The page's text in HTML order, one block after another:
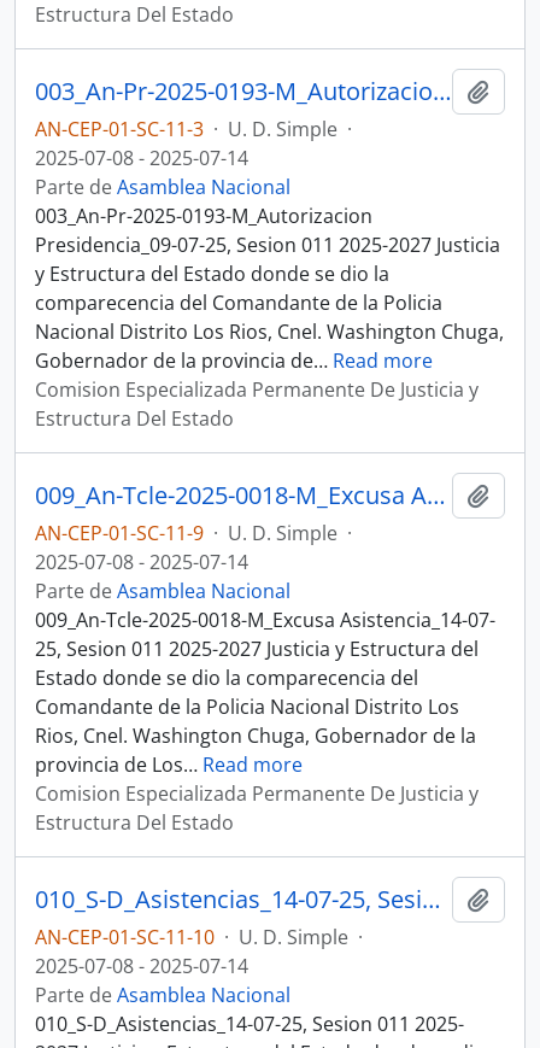
Estructura Del Estado
003_An-Pr-2025-0193-M_Autorizacion Presidencia_09-07-25, Sesion 011 Justicia y Estructura del Estado
AN-CEP-01-SC-11-3 · U. D. Simple ·
2025-07-08 - 2025-07-14
Parte deAsamblea Nacional
003_An-Pr-2025-0193-M_Autorizacion
Presidencia_09-07-25, Sesion 011 2025-2027 Justicia
y Estructura del Estado donde se dio la
comparecencia del Comandante de la Policia
Nacional Distrito Los Rios, Cnel. Washington Chuga,
Gobernador de la provincia de… Read more
Comision Especializada Permanente De Justicia y
Estructura Del Estado
009_An-Tcle-2025-0018-M_Excusa Asistencia_14-07-25, Sesion 011 Justicia y Estructura del Estado
AN-CEP-01-SC-11-9 · U. D. Simple ·
2025-07-08 - 2025-07-14
Parte deAsamblea Nacional
009_An-Tcle-2025-0018-M_Excusa Asistencia_14-07-
25, Sesion 011 2025-2027 Justicia y Estructura del
Estado donde se dio la comparecencia del
Comandante de la Policia Nacional Distrito Los
Rios, Cnel. Washington Chuga, Gobernador de la
provincia de Los… Read more
Comision Especializada Permanente De Justicia y
Estructura Del Estado
010_S-D_Asistencias_14-07-25, Sesion 011 Justicia y Estructura del Estado
AN-CEP-01-SC-11-10 · U. D. Simple ·
2025-07-08 - 2025-07-14
Parte deAsamblea Nacional
010_S-D_Asistencias_14-07-25, Sesion 011 2025-